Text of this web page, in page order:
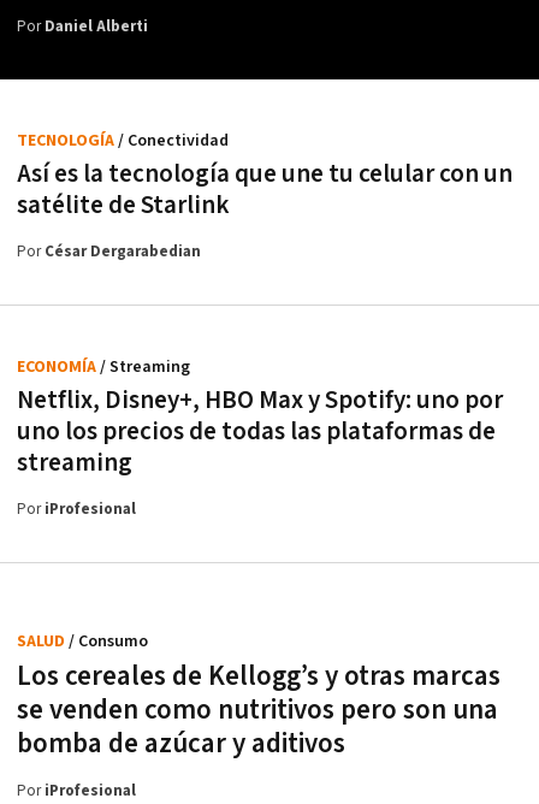
PorDaniel Alberti
Así es la tecnología que une tu celular con un
satélite de Starlink
TECNOLOGÍA/ Conectividad
PorCésar Dergarabedian
Netflix, Disney+, HBO Max y Spotify: uno por
uno los precios de todas las plataformas de
streaming
ECONOMÍA/ Streaming
PoriProfesional
Los cereales de Kellogg’s y otras marcas
se venden como nutritivos pero son una
bomba de azúcar y aditivos
SALUD / Consumo
PoriProfesional